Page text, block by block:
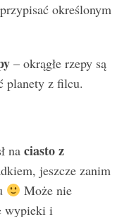
określonym
– okrągłe rzepy są
planety z filcu.
na ciasto z
jeszcze zanim
Może nie
wypieki i